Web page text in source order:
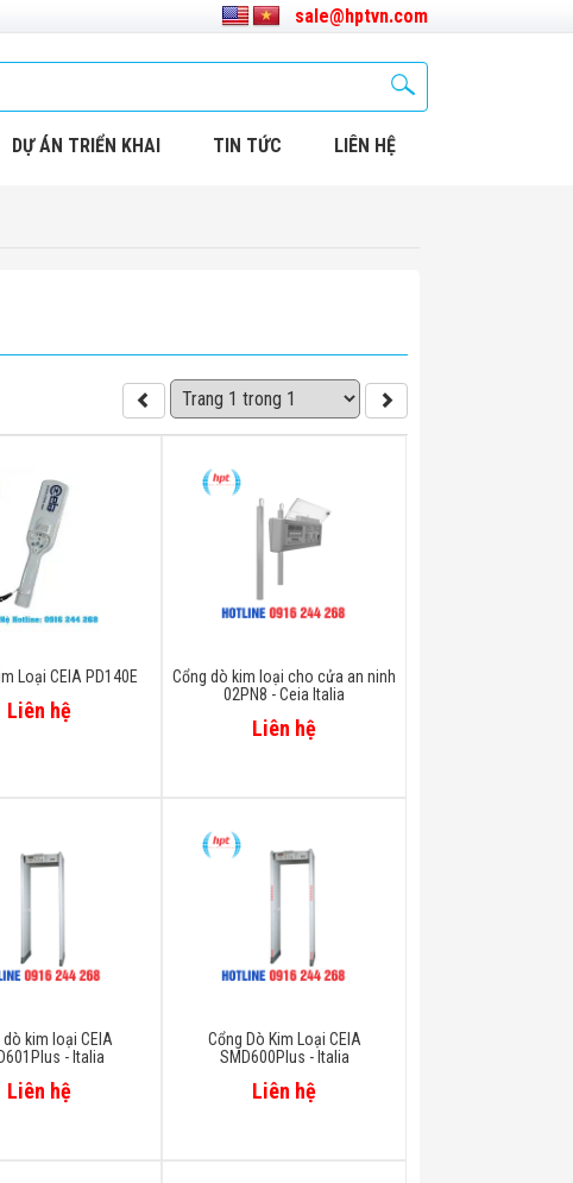
sale@hptvn.com
DỰ ÁN TRIỂN KHAI TIN TỨC LIÊN HỆ
Loại CEIA PD140E
Liên hệ
Cổng dò kim loại cho cửa an ninh
02PN8 - Ceia Italia
Liên hệ
dò kim loại CEIA
- Italia
Liên hệ
Cổng Dò Kim Loại CEIA
SMD600Plus - Italia
Liên hệ